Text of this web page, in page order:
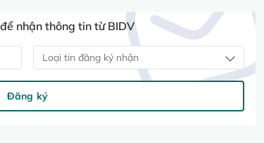
nhận thông tin từ BIDV
Loại tin đăng ký nhận
Đăng ký